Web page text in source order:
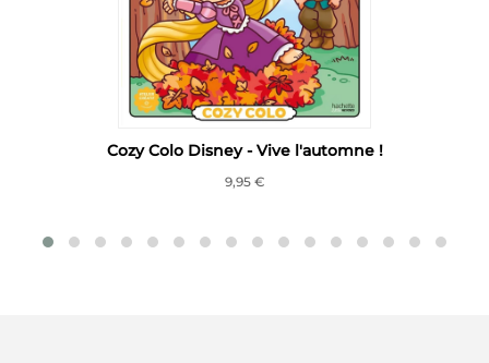
Cozy Colo Disney - Vive l'automne !
9,95 €